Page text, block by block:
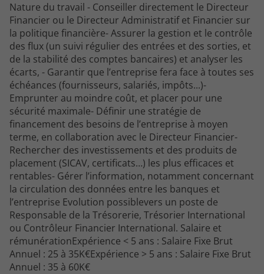
Nature du travail - Conseiller directement le Directeur
Financier ou le Directeur Administratif et Financier sur
la politique financière- Assurer la gestion et le contrôle
des flux (un suivi régulier des entrées et des sorties, et
de la stabilité des comptes bancaires) et analyser les
écarts, - Garantir que l’entreprise fera face à toutes ses
échéances (fournisseurs, salariés, impôts...)-
Emprunter au moindre coût, et placer pour une
sécurité maximale- Définir une stratégie de
financement des besoins de l’entreprise à moyen
terme, en collaboration avec le Directeur Financier-
Rechercher des investissements et des produits de
placement (SICAV, certificats…) les plus efficaces et
rentables- Gérer l’information, notamment concernant
la circulation des données entre les banques et
l’entreprise Evolution possiblevers un poste de
Responsable de la Trésorerie, Trésorier International
ou Contrôleur Financier International. Salaire et
rémunérationExpérience < 5 ans : Salaire Fixe Brut
Annuel : 25 à 35K€Expérience > 5 ans : Salaire Fixe Brut
Annuel : 35 à 60K€